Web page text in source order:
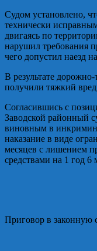
Судом установлено,
технически
двигаясь по
нарушил требования
чего допустил наезд
В результате
получили тяжкий
Согласившись с
Заводской районный
виновным в
наказание в виде
месяцев с лишением
средствами на 1 год 6
Приговор в законную